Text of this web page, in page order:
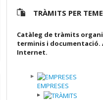
TRÀMITS PER
Catàleg de tràmits
terminis i documentació.
Internet.
EMPRESES